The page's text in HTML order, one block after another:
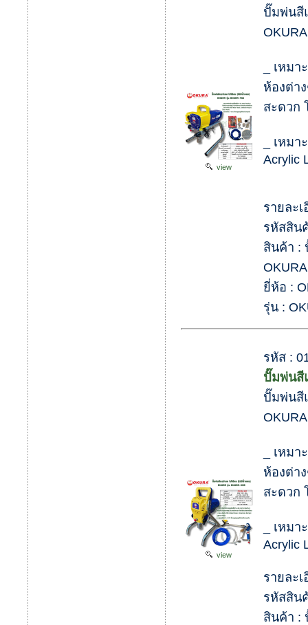
view
ปั๊มพ่นสี
_ เหม
ห้องต่า
สะดวก
_ เหม
Acrylic
รายละ
รหัสสิน
สินค้า :
ยี่ห้อ :
รุ่น :
view
รหัส :
ปั๊มพ่นสี
ปั๊มพ่นสี
_ เหม
ห้องต่า
สะดวก
_ เหม
Acrylic
รายละ
รหัสสิน
สินค้า :